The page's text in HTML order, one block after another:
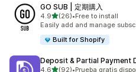
GO SUB | 定期購入
4.9de 5 estrellas
(26)
26 reseñas en total
•Free to install
Easily add and manage
Built for Shopify
Deposit & Partial Payment
4.6de 5 estrellas
(92)•Prueba gratis